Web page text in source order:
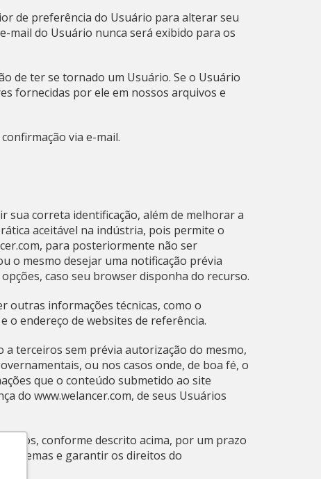
de preferência do Usuário para alterar seu
mail do Usuário nunca será exibido para os
de ter se tornado um Usuário. Se o Usuário
fornecidas por ele em nossos arquivos e
via e-mail.
sua correta identificação, além de melhorar a
aceitável na indústria, pois permite o
para posteriormente não ser
o mesmo desejar uma notificação prévia
caso seu browser disponha do recurso.
outras informações técnicas, como o
endereço de websites de referência.
terceiros sem prévia autorização do mesmo,
ou nos casos onde, de boa fé, o
que o conteúdo submetido ao site
do www.welancer.com, de seus Usuários
conforme descrito acima, por um prazo
e garantir os direitos do